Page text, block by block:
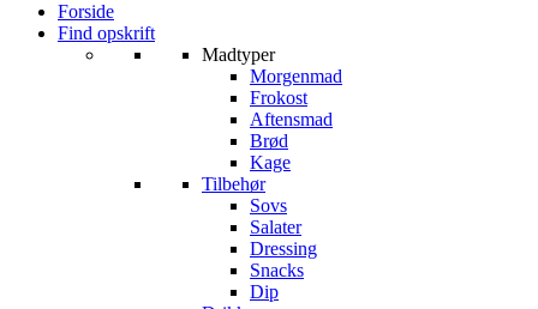
Forside
Find opskrift
Madtyper
Morgenmad
Frokost
Aftensmad
Brød
Kage
Tilbehør
Sovs
Salater
Dressing
Snacks
Dip